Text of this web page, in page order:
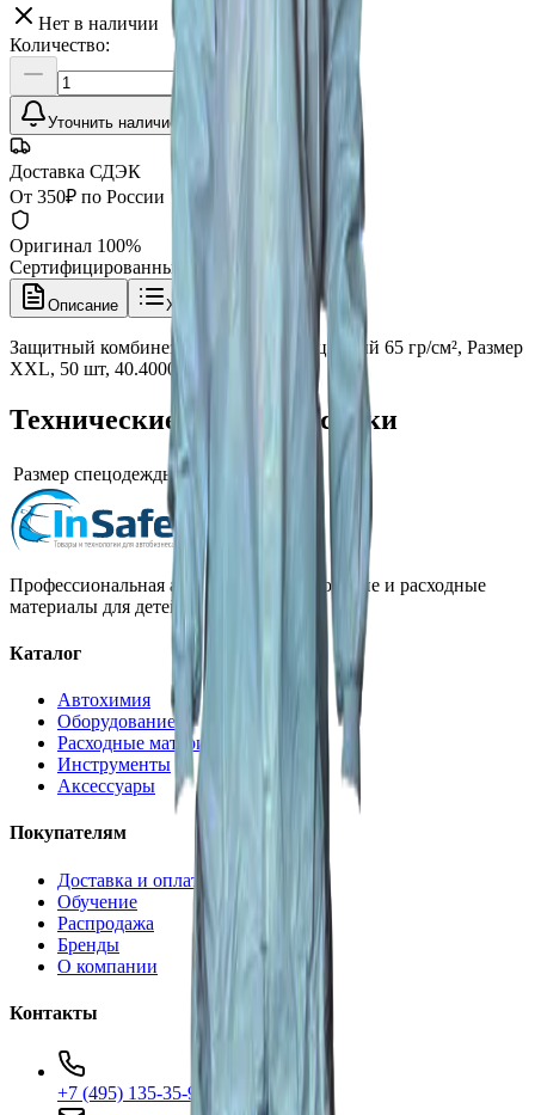
Нет в наличии
Количество:
Уточнить наличие
Доставка СДЭК
От 350₽ по России
Оригинал 100%
Сертифицированный товар
Описание Характеристики
Защитный комбинезон воздухопроницаемый 65 гр/см², Размер
XXL, 50 шт, 40.4000.8, Adolf Bucher
Технические характеристики
Размер спецодежды XXL
Профессиональная автохимия, оборудование и расходные
материалы для детейлинга.
Каталог
Автохимия
Оборудование
Расходные материалы
Инструменты
Аксессуары
Покупателям
Доставка и оплата
Обучение
Распродажа
Бренды
О компании
Контакты
+7 (495) 135-35-99